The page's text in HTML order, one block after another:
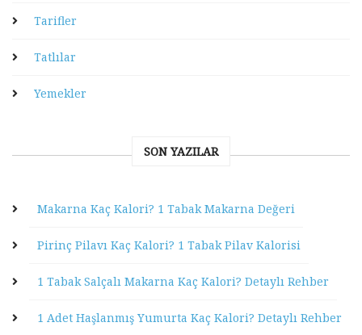
Tarifler
Tatlılar
Yemekler
SON YAZILAR
Makarna Kaç Kalori? 1 Tabak Makarna Değeri
Pirinç Pilavı Kaç Kalori? 1 Tabak Pilav Kalorisi
1 Tabak Salçalı Makarna Kaç Kalori? Detaylı Rehber
1 Adet Haşlanmış Yumurta Kaç Kalori? Detaylı Rehber